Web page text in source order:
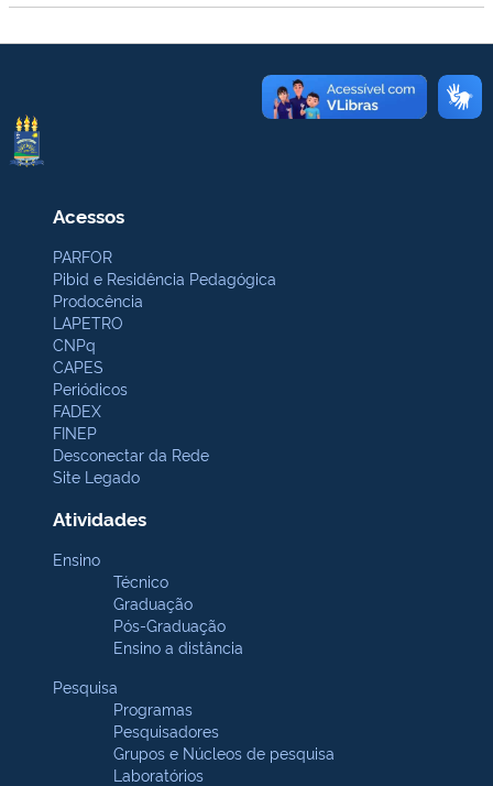
Acessos
PARFOR
Pibid e Residência Pedagógica
Prodocência
LAPETRO
CNPq
CAPES
Periódicos
FADEX
FINEP
Desconectar da Rede
Site Legado
Atividades
Ensino
Técnico
Graduação
Pós-Graduação
Ensino a distância
Pesquisa
Programas
Pesquisadores
Grupos e Núcleos de pesquisa
Laboratórios